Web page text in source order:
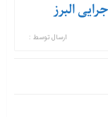
البرز
ارسال توسط :